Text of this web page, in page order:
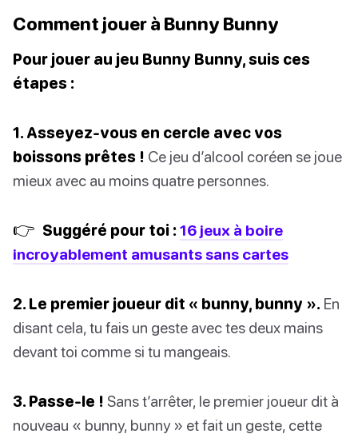
Comment jouer à Bunny Bunny
Pour jouer au jeu Bunny Bunny, suis ces
étapes :
1. Asseyez-vous en cercle avec vos
boissons prêtes ! Ce jeu d’alcool coréen se joue
mieux avec au moins quatre personnes.
👉 Suggéré pour toi : 16 jeux à boire
incroyablement amusants sans cartes
2. Le premier joueur dit « bunny, bunny ». En
disant cela, tu fais un geste avec tes deux mains
devant toi comme si tu mangeais.
3. Passe-le ! Sans t’arrêter, le premier joueur dit à
nouveau « bunny, bunny » et fait un geste, cette